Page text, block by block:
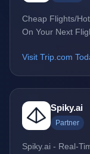
Cheap Flights/
On Your Next
Visit Trip.com
Spiky.ai
Partner
Spiky.ai - Real-